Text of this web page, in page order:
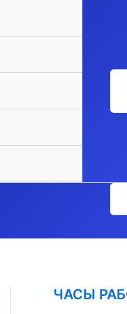
ЧАСЫ